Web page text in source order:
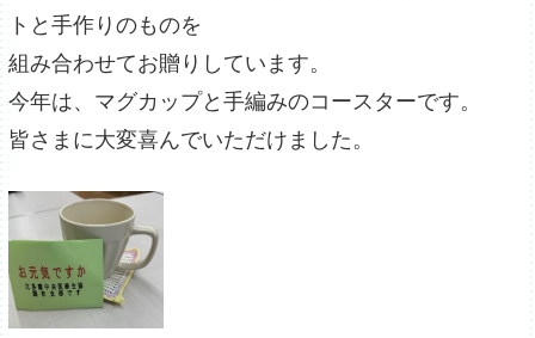
トと手作りのものを
組み合わせてお贈りしています。
今年は、マグカップと手編みのコースターです。
皆さまに大変喜んでいただけました。